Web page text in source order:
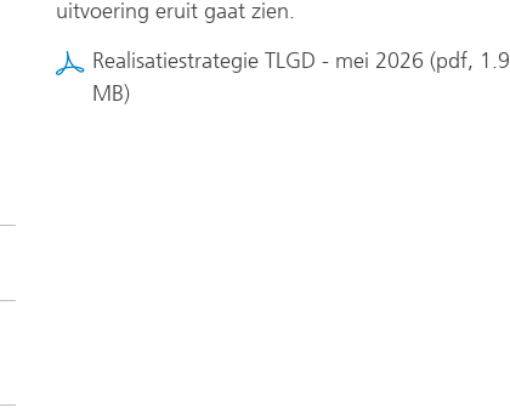
uitvoering eruit gaat zien.
Realisatiestrategie TLGD - mei 2026 (pdf, 1.9
MB)